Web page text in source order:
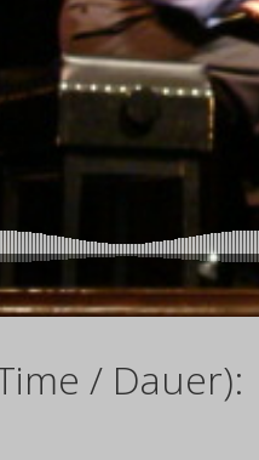
/ Dauer):